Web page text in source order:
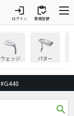
login
ログイン
inventory
新規登録
ウェッジ パター
#G440
search